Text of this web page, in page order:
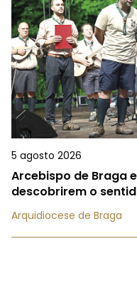
5 agosto 2026
Arcebispo de Braga
descobrirem o
Arquidiocese de Braga